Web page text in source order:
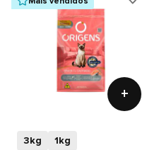
+
3kg
1kg